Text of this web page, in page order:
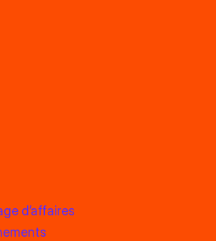
d’affaires